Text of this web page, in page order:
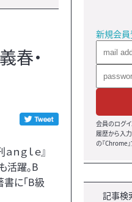
春・
ｇｌｅ』
活躍。B
に「B級
新規会
会員のログ
履歴から入
の『Chrome
記事検